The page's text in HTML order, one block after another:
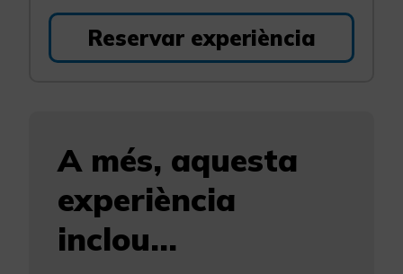
Reservar experiència
A més, aquesta
experiència
inclou...